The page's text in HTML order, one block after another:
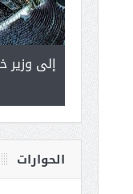
إلى وزير
يحمل
من عشق
القيادة
الحوارات